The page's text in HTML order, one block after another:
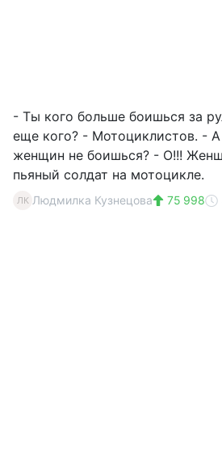
- Ты кого больше боишься за
еще кого? - Мотоциклистов. -
женщин не боишься? - О!!!
пьяный солдат на мотоцикле.
ЛК Людмилка Кузнецова 75 998